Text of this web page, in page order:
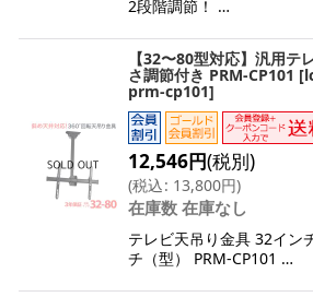
2段階調節！ …
【32〜80型対応】汎用テ
さ調節付き PRM-CP101 [
prm-cp101]
12,546円(税別)
(税込: 13,800円)
在庫数 在庫なし
テレビ天吊り金具 32イン
チ（型） PRM-CP101 …